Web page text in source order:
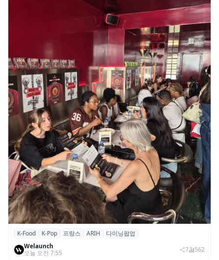
파리의 K-Food 열기…ARIH 팝업 이어 ‘마담
두’도 현지 미식계 진출
K-Food K-Pop 프랑스 ARIH
다이닝팝업
Welaunch
오늘 오전 7:55
7 562